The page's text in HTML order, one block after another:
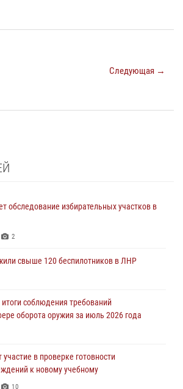
Следующая →
обследование избирательных участков в
2
свыше 120 беспилотников в ЛНР
соблюдения требований
оборота оружия за июль 2026 года
в проверке готовности
к новому учебному
10